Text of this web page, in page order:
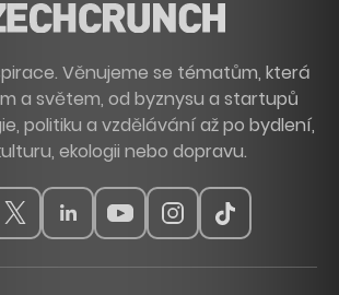
Věnujeme se tématům, která
a světem, od byznysu a startupů
politiku a vzdělávání až po bydlení,
ekologii nebo dopravu.